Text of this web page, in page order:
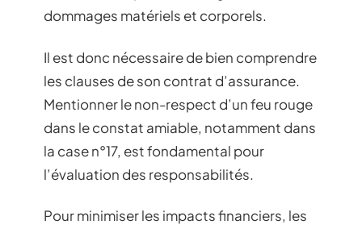
dommages matériels et corporels.
Il est donc nécessaire de bien comprendre
les clauses de son contrat d’assurance.
Mentionner le non-respect d’un feu rouge
dans le constat amiable, notamment dans
la case n°17, est fondamental pour
l’évaluation des responsabilités.
Pour minimiser les impacts financiers, les